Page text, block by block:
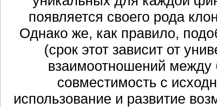
появляется своего рода
Однако же, как правило,
(срок этот зависит от
взаимоотношений между
совместимость с
использование и развитие